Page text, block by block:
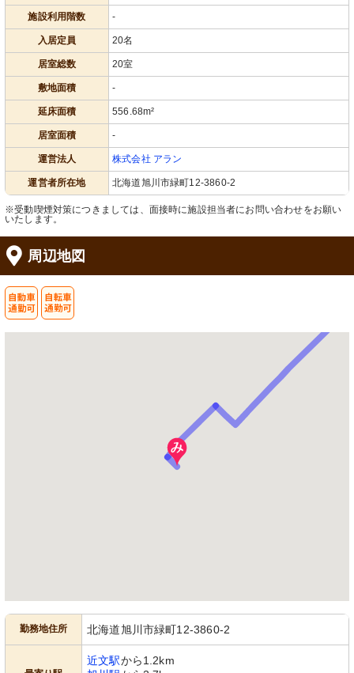
施設利用階数 -
入居定員 20名
居室総数 20室
敷地面積 -
延床面積 556.68m²
居室面積 -
運営法人 株式会社 アラン
運営者所在地 北海道旭川市緑町12-3860-2
※受動喫煙対策につきましては、面接時に施設担当者にお問い合わせをお願い
いたします。
周辺地図
勤務地住所 北海道旭川市緑町12-3860-2
近文駅から1.2km